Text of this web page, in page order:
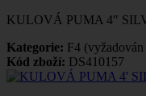
KULOVÁ PUMA 4"
Kategorie: F4
Kód zboží: DS410157